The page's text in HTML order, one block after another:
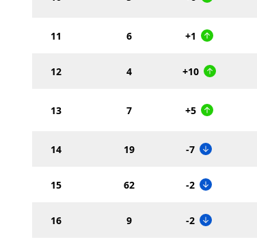
11 6 +1
12 4 +10
13 7 +5
14 19 -7
15 62 -2
16 9 -2